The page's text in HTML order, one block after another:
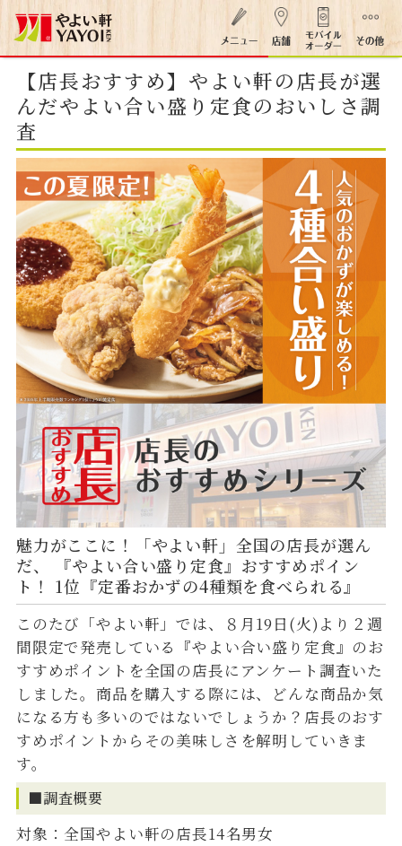
【店長おすすめ】やよい軒の店長が選
んだやよい合い盛り定食のおいしさ調
査
魅力がここに！「やよい軒」全国の店長が選ん
だ、 『やよい合い盛り定食』おすすめポイン
ト！ 1位『定番おかずの4種類を食べられる』
このたび「やよい軒」では、８月19日(火)より２週
間限定で発売している『やよい合い盛り定食』のお
すすめポイントを全国の店長にアンケート調査いた
しました。商品を購入する際には、どんな商品か気
になる方も多いのではないでしょうか？店長のおす
すめポイントからその美味しさを解明していきま
す。
■調査概要
対象：全国やよい軒の店長14名男女